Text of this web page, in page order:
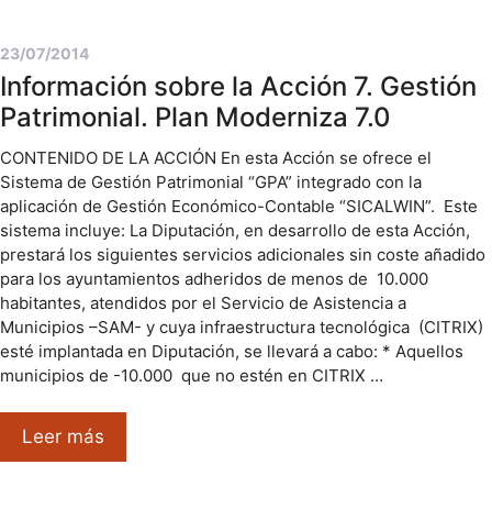
23/07/2014
Información sobre la Acción 7. Gestión
Patrimonial. Plan Moderniza 7.0
CONTENIDO DE LA ACCIÓN En esta Acción se ofrece el
Sistema de Gestión Patrimonial “GPA” integrado con la
aplicación de Gestión Económico-Contable “SICALWIN”. Este
sistema incluye: La Diputación, en desarrollo de esta Acción,
prestará los siguientes servicios adicionales sin coste añadido
para los ayuntamientos adheridos de menos de 10.000
habitantes, atendidos por el Servicio de Asistencia a
Municipios –SAM- y cuya infraestructura tecnológica (CITRIX)
esté implantada en Diputación, se llevará a cabo: * Aquellos
municipios de -10.000 que no estén en CITRIX …
Leer más